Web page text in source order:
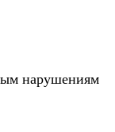
нарушениям